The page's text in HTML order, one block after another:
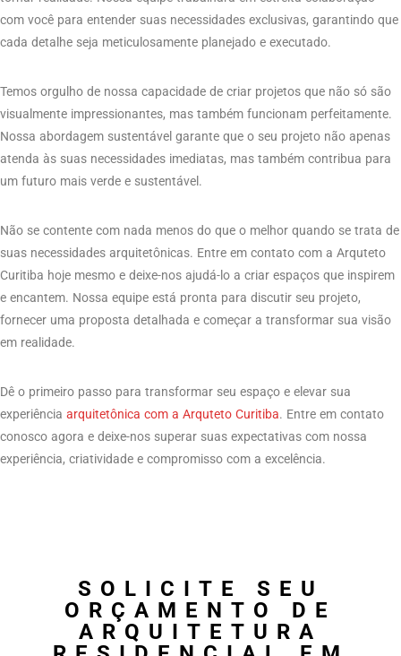
com você para entender suas necessidades exclusivas, garantindo que
cada detalhe seja meticulosamente planejado e executado.
Temos orgulho de nossa capacidade de criar projetos que não só são
visualmente impressionantes, mas também funcionam perfeitamente.
Nossa abordagem sustentável garante que o seu projeto não apenas
atenda às suas necessidades imediatas, mas também contribua para
um futuro mais verde e sustentável.
Não se contente com nada menos do que o melhor quando se trata de
suas necessidades arquitetônicas. Entre em contato com a Arquteto
Curitiba hoje mesmo e deixe-nos ajudá-lo a criar espaços que inspirem
e encantem. Nossa equipe está pronta para discutir seu projeto,
fornecer uma proposta detalhada e começar a transformar sua visão
em realidade.
Dê o primeiro passo para transformar seu espaço e elevar sua
experiência arquitetônica com a Arquteto Curitiba. Entre em contato
conosco agora e deixe-nos superar suas expectativas com nossa
experiência, criatividade e compromisso com a excelência.
SOLICITE SEU
ORÇAMENTO DE
ARQUITETURA